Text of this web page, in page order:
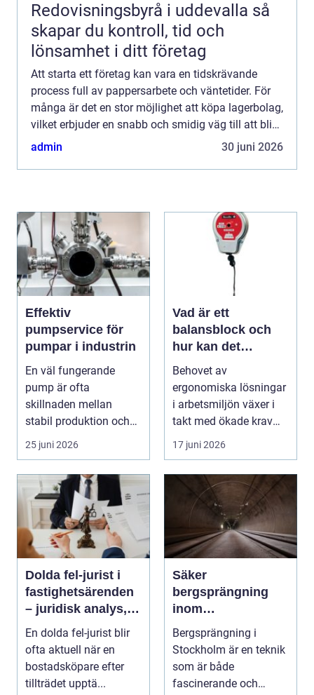
Redovisningsbyrå i uddevalla så
skapar du kontroll, tid och
lönsamhet i ditt företag
Att starta ett företag kan vara en tidskrävande
process full av pappersarbete och väntetider. För
många är det en stor möjlighet att köpa lagerbolag,
vilket erbjuder en snabb och smidig väg till att bli
f...
admin 30 juni 2026
Effektiv
pumpservice för
pumpar i industrin
En väl fungerande
pump är ofta
skillnaden mellan
stabil produktion och
kostsamma driftstop...
25 juni 2026
Vad är ett
balansblock och
hur kan det
förbättra din
industriella
arbetsmiljö?
Behovet av
ergonomiska lösningar
i arbetsmiljön växer i
takt med ökade krav
p&ar...
17 juni 2026
Dolda fel-jurist i
fastighetsärenden
– juridisk analys,
beviskrav och hur
ansvar fördelas vid
bostadsköp
En dolda fel-jurist blir
ofta aktuell när en
bostadsköpare efter
tillträdet upptä...
Säker
bergsprängning
inom
byggindustrin
Bergsprängning i
Stockholm är en teknik
som är både
fascinerande och